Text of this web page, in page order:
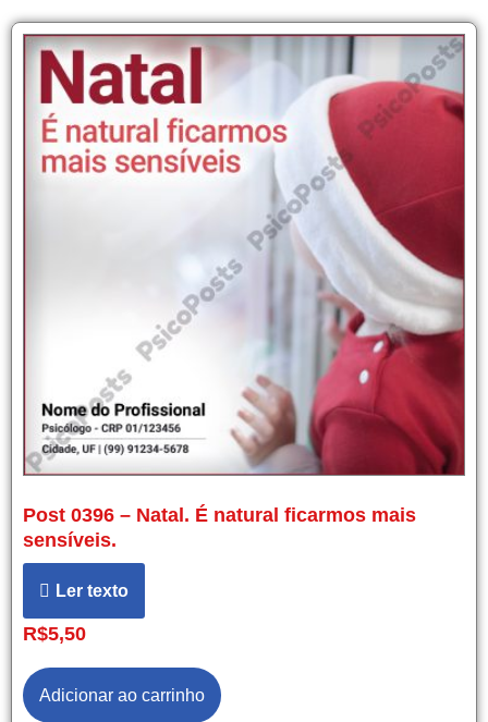
Post 0396 – Natal. É natural ficarmos mais
sensíveis.
Ler texto
R$5,50
Adicionar ao carrinho